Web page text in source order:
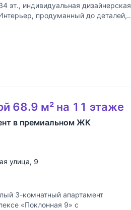
эт., индивидуальная дизайнерская
продуманный до деталей,
68.9 м² на 11 этаже
в премиальном ЖК
улица, 9
3-комнатный апартамент
«Поклонная 9» с